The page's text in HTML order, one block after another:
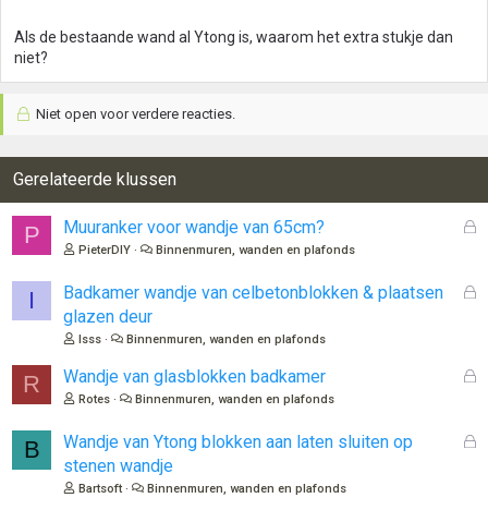
Als de bestaande wand al Ytong is, waarom het extra stukje dan
niet?
Niet open voor verdere reacties.
Gerelateerde klussen
P
G
Muuranker voor wandje van 65cm?
PieterDIY Binnenmuren, wanden en plafonds
I
G
o
Badkamer wandje van celbetonblokken & plaatsen
glazen deur
Isss Binnenmuren, wanden en plafonds
R
G
Wandje van glasblokken badkamer
Rotes Binnenmuren, wanden en plafonds
B
G
Wandje van Ytong blokken aan laten sluiten op
stenen wandje
Bartsoft Binnenmuren, wanden en plafonds